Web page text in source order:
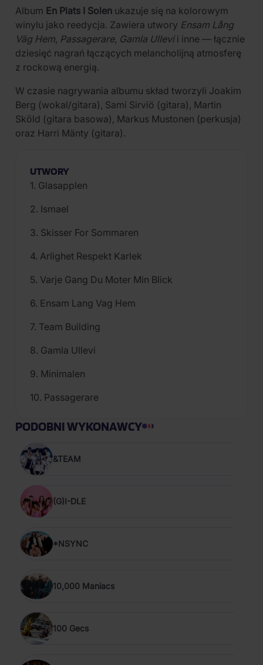
Album En Plats I Solen ukazuje się na kolorowym
winylu jako reedycja. Zawiera utwory Ensam Lång
Väg Hem, Passagerare, Gamla Ullevii inne — łącznie
dziesięć nagrań łączących melancholijną atmosferę
z rockową energią.
W czasie nagrywania albumu skład tworzyli Joakim
Berg (wokal/gitara), Sami Sirviö (gitara), Martin
Sköld (gitara basowa), Markus Mustonen (perkusja)
oraz Harri Mänty (gitara).
UTWORY
1. Glasapplen
2. Ismael
3. Skisser For Sommaren
4. Arlighet Respekt Karlek
5. Varje Gang Du Moter Min Blick
6. Ensam Lang Vag Hem
7. Team Building
8. Gamla Ullevi
9. Minimalen
10. Passagerare
PODOBNI WYKONAWCY
&TEAM
(G)I-DLE
*NSYNC
10,000 Maniacs
100 Gecs